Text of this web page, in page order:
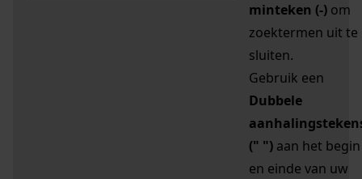
minteken (-) om
zoektermen uit te
sluiten.
Gebruik een
Dubbele
(" ") aan het begin
en einde van uw